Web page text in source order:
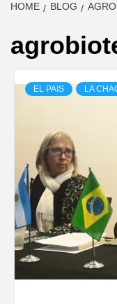
HOME BLOG
EL PAIS LA